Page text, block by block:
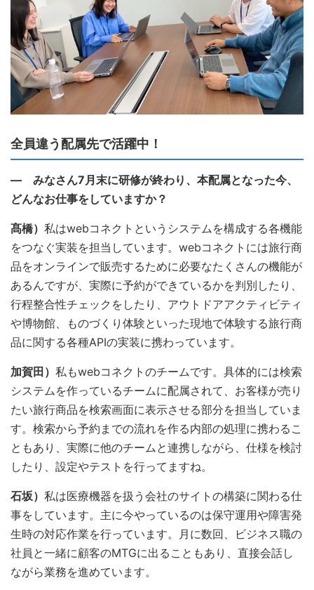
全員違う配属先で活躍中！
― みなさん7月末に研修が終わり、本配属となった今、
どんなお仕事をしていますか？
髙橋） 私はwebコネクト というシステムを構成する各機能
をつなぐ実装を担当しています。webコネクトには旅行商
品をオンラインで販売するために必要なたくさんの機能が
あるんですが、実際に予約ができているかを判別したり、
行程整合性チェックをしたり、アウトドアアクティビティ
や博物館、ものづくり体験といった現地で体験する旅行商
品に関する各種APIの実装に携わっています。
加賀田） 私もwebコネクト のチームです。具体的には検索
システムを作っているチームに配属されて、お客様が売り
たい旅行商品を検索画面に表示させる部分を担当していま
す。検索から予約までの流れを作る内部の処理に携わるこ
ともあり、実際に他のチームと連携しながら、仕様を検討
したり、設定やテストを行ってますね。
石坂） 私は医療機器を扱う会社のサイトの構築に関わる仕
事をしています。主に今やっているのは保守運用や障害発
生時の対応作業を行っています。月に数回、ビジネス職の
社員と一緒に顧客のMTGに出ることもあり、直接会話し
ながら業務を進めています。